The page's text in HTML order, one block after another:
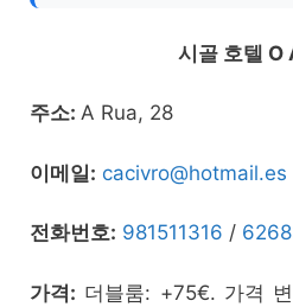
시골 호텔
주소: A Rua, 28
이메일: cacivro@hotmail.es
전화번호: 981511316 /
가격: 더블룸: +75€. 가격